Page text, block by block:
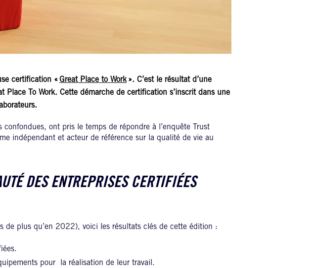
certification «Great Place to Work». C’est le résultat d’une
Place To Work. Cette démarche de certification s’inscrit dans une
ont pris le temps de répondre à l’enquête Trust
indépendant et acteur de référence sur la qualité de vie au
DES ENTREPRISES CERTIFIÉES
de plus qu’en 2022), voici les résultats clés de cette édition :
pour la réalisation de leur travail.